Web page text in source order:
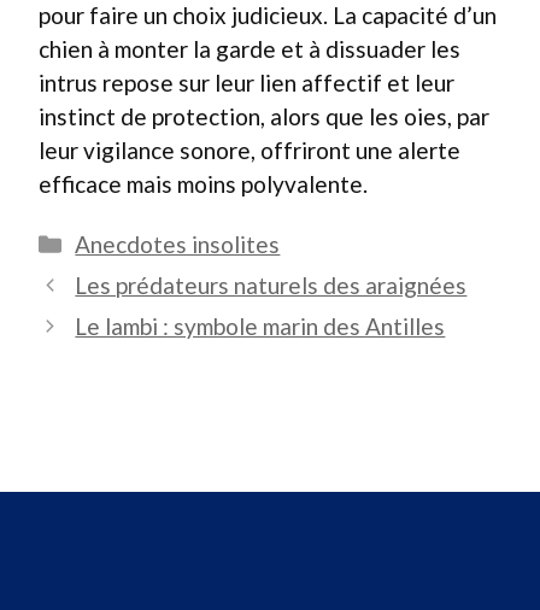
pour faire un choix judicieux. La capacité d’un
chien à monter la garde et à dissuader les
intrus repose sur leur lien affectif et leur
instinct de protection, alors que les oies, par
leur vigilance sonore, offriront une alerte
efficace mais moins polyvalente.
Catégories
Anecdotes insolites
Les prédateurs naturels des araignées
Le lambi : symbole marin des Antilles